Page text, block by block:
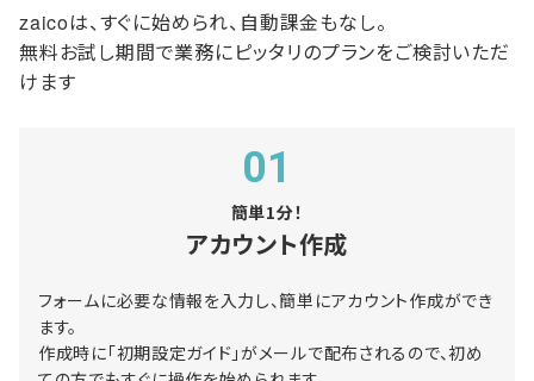
zaicoは、すぐに始められ、自動課金もなし。
無料お試し期間で業務にピッタリのプランをご検討いただ
けます
01
簡単1分！
アカウント作成
フォームに必要な情報を入力し、簡単にアカウント作成ができ
ます。
作成時に「初期設定ガイド」がメールで配布されるので、初め